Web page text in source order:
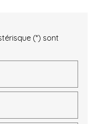
(*) sont